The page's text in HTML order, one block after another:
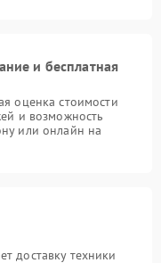
и бесплатная
оценка стоимости
и возможность
или онлайн на
доставку техники